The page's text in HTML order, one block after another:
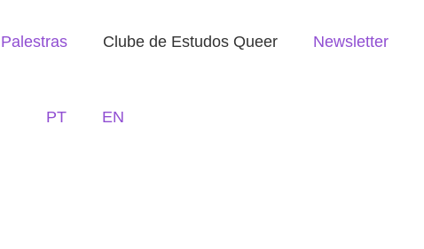
Palestras Clube de Estudos Queer Newsletter
PT EN